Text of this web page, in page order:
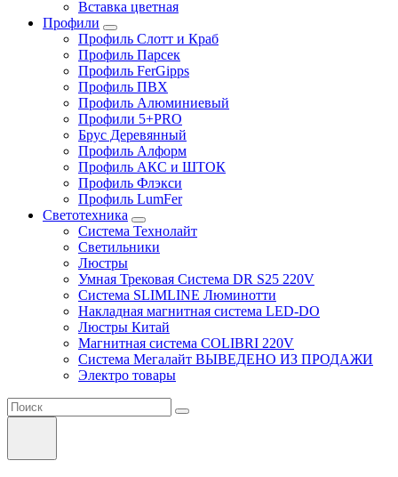
Вставка цветная
Профили
Профиль Слотт и Краб
Профиль Парсек
Профиль FerGipps
Профиль ПВХ
Профиль Алюминиевый
Профили 5+PRO
Брус Деревянный
Профиль Алформ
Профиль АКС и ШТОК
Профиль Флэкси
Профиль LumFer
Светотехника
Система Технолайт
Светильники
Люстры
Умная Трековая Система DR S25 220V
Система SLIMLINE Люминотти
Накладная магнитная система LED-DO
Люстры Китай
Магнитная система COLIBRI 220V
Система Мегалайт ВЫВЕДЕНО ИЗ ПРОДАЖИ
Электро товары